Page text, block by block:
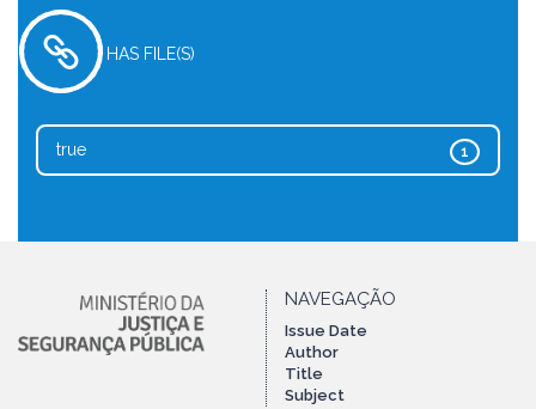
HAS FILE(S)
1
true
NAVEGAÇÃO
Issue Date
Author
Title
Subject